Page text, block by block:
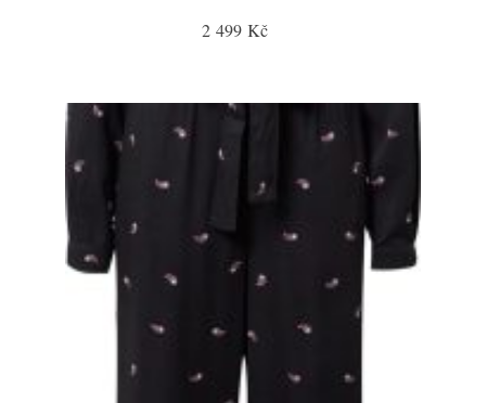
2 499 Kč